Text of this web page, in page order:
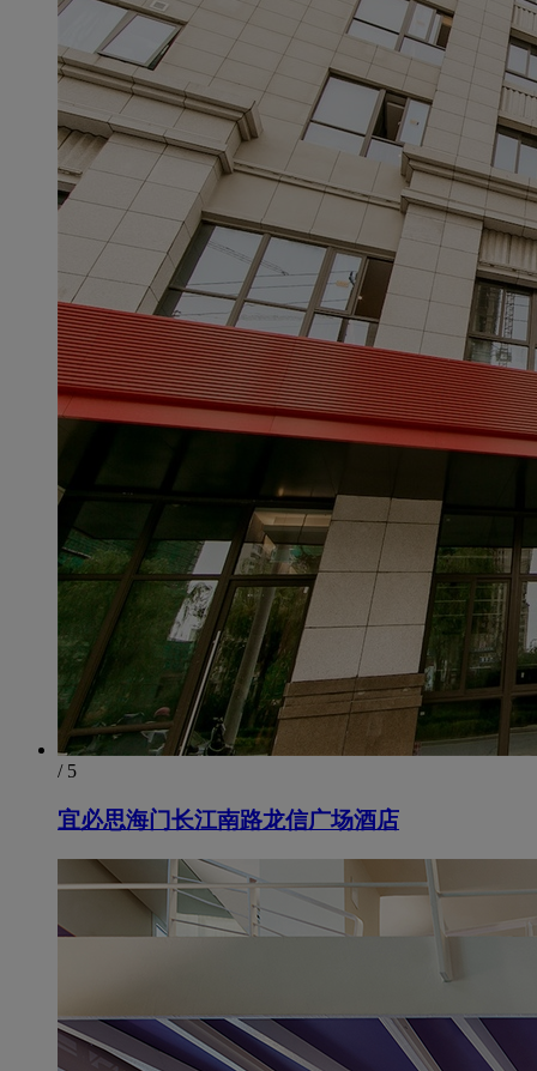
/ 5
宜必思海门长江南路龙信广场酒店